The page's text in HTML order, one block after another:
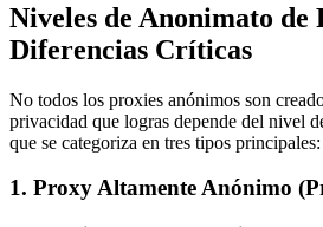
Niveles de Anonimato de
Diferencias Críticas
No todos los proxies anónimos son
privacidad que logras depende del nivel
que se categoriza en tres tipos principales:
1. Proxy Altamente Anónimo